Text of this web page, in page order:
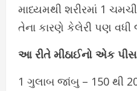
માધ્યમથી શરીરમાં 1
તેના કારણે કેલેરી પણ
આ રીતે મીઠાઈનો એક
1 ગુલાબ જાંબુ – 150 થી